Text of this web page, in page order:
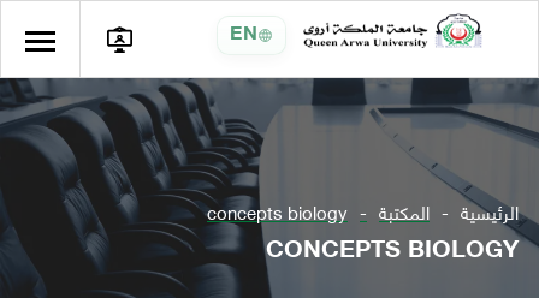
EN
الرئيسية المكتبة concepts biology
CONCEPTS BIOLOGY